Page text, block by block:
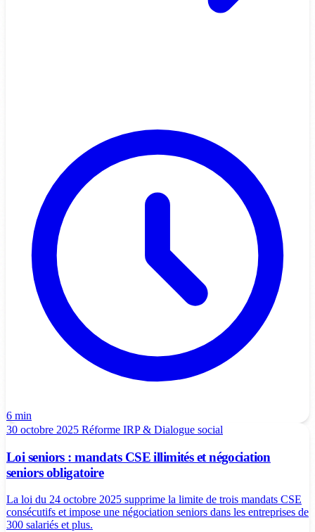
6 min
30 octobre 2025 Réforme IRP & Dialogue social
Loi seniors : mandats CSE illimités et négociation
seniors obligatoire
La loi du 24 octobre 2025 supprime la limite de trois mandats CSE
consécutifs et impose une négociation seniors dans les entreprises de
300 salariés et plus.